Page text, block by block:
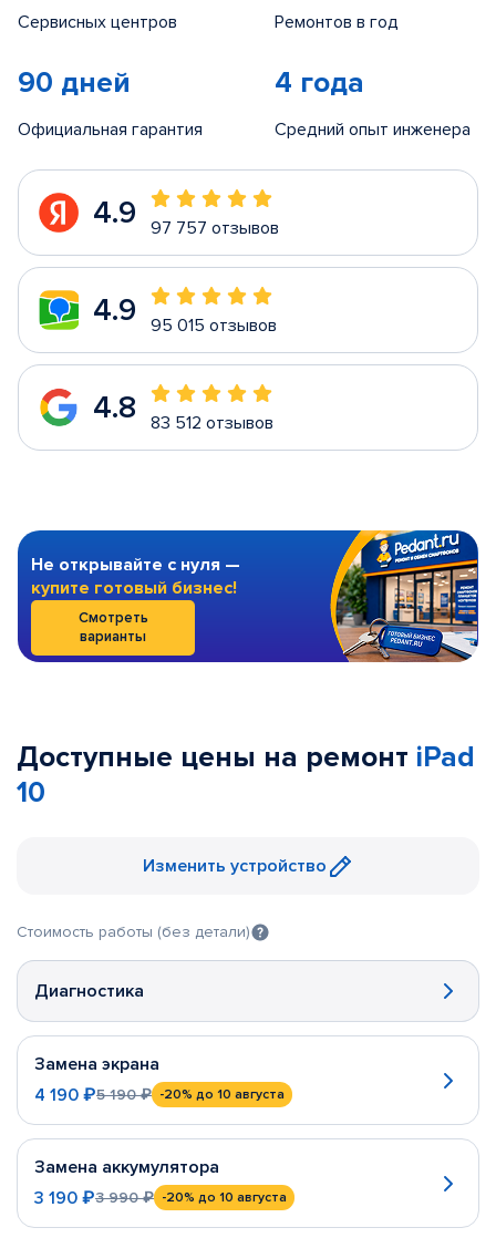
Сервисных центров Ремонтов в год
90 дней
Официальная гарантия
4 года
Средний опыт инженера
4.9 97 757 отзывов
4.9 95 015 отзывов
4.8 83 512 отзывов
Не открывайте с нуля —
купите готовый бизнес!
Смотреть
варианты
Доступные цены на ремонт iPad
10
Изменить устройство
Стоимость работы (без детали)
Диагностика
Замена экрана
4 190 ₽5 190 ₽ -20% до 10 августа
Замена аккумулятора
3 190 ₽3 990 ₽ -20% до 10 августа